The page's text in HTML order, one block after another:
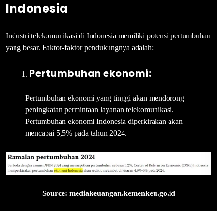
Indonesia
Industri telekomunikasi di Indonesia memiliki potensi pertumbuhan
yang besar. Faktor-faktor pendukungnya adalah:
Pertumbuhan ekonomi:
Pertumbuhan ekonomi yang tinggi akan mendorong
peningkatan permintaan layanan telekomunikasi.
Pertumbuhan ekonomi Indonesia diperkirakan akan
mencapai 5,5% pada tahun 2024.
Source: mediakeuangan.kemenkeu.go.id